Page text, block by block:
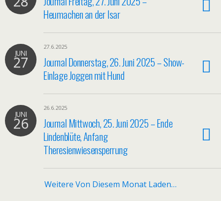
Heumachen an der Isar
JUNI
27
27.6.2025
Journal Donnerstag, 26. Juni 2025 – Show-
Einlage Joggen mit Hund
JUNI
26
26.6.2025
Journal Mittwoch, 25. Juni 2025 – Ende
Lindenblüte, Anfang
Theresienwiesensperrung
Weitere Von Diesem Monat Laden…